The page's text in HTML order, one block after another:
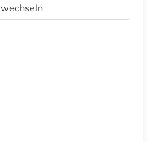
wechseln